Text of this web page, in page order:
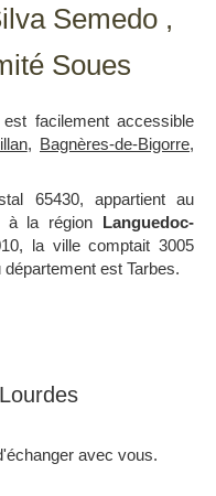
Semedo ,
Soues
facilement accessible
, Bagnères-de-Bigorre,
65430, appartient au
la région Languedoc-
la ville comptait 3005
est Tarbes.
avec vous.